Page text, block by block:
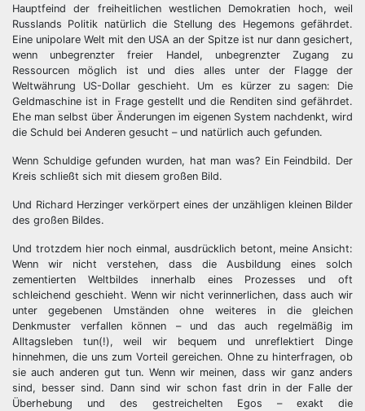
Hauptfeind der freiheitlichen westlichen Demokratien hoch, weil
Russlands Politik natürlich die Stellung des Hegemons gefährdet.
Eine unipolare Welt mit den USA an der Spitze ist nur dann gesichert,
wenn unbegrenzter freier Handel, unbegrenzter Zugang zu
Ressourcen möglich ist und dies alles unter der Flagge der
Weltwährung US-Dollar geschieht. Um es kürzer zu sagen: Die
Geldmaschine ist in Frage gestellt und die Renditen sind gefährdet.
Ehe man selbst über Änderungen im eigenen System nachdenkt, wird
die Schuld bei Anderen gesucht – und natürlich auch gefunden.
Wenn Schuldige gefunden wurden, hat man was? Ein Feindbild. Der
Kreis schließt sich mit diesem großen Bild.
Und Richard Herzinger verkörpert eines der unzähligen kleinen Bilder
des großen Bildes.
Und trotzdem hier noch einmal, ausdrücklich betont, meine Ansicht:
Wenn wir nicht verstehen, dass die Ausbildung eines solch
zementierten Weltbildes innerhalb eines Prozesses und oft
schleichend geschieht. Wenn wir nicht verinnerlichen, dass auch wir
unter gegebenen Umständen ohne weiteres in die gleichen
Denkmuster verfallen können – und das auch regelmäßig im
Alltagsleben tun(!), weil wir bequem und unreflektiert Dinge
hinnehmen, die uns zum Vorteil gereichen. Ohne zu hinterfragen, ob
sie auch anderen gut tun. Wenn wir meinen, dass wir ganz anders
sind, besser sind. Dann sind wir schon fast drin in der Falle der
Überhebung und des gestreichelten Egos – exakt die